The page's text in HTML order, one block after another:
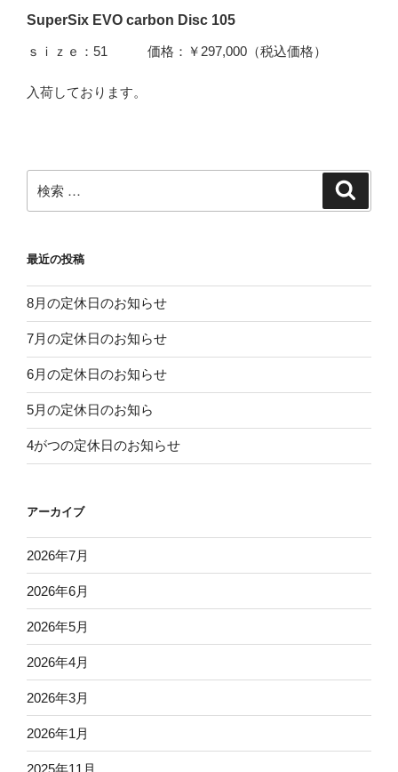
SuperSix EVO carbon Disc 105
ｓｉｚｅ：51 価格：￥297,000（税込価格）
入荷しております。
索:
最近の投稿
8月の定休日のお知らせ
7月の定休日のお知らせ
6月の定休日のお知らせ
5月の定休日のお知ら
4がつの定休日のお知らせ
アーカイブ
2026年7月
2026年6月
2026年5月
2026年4月
2026年3月
2026年1月
2025年11月